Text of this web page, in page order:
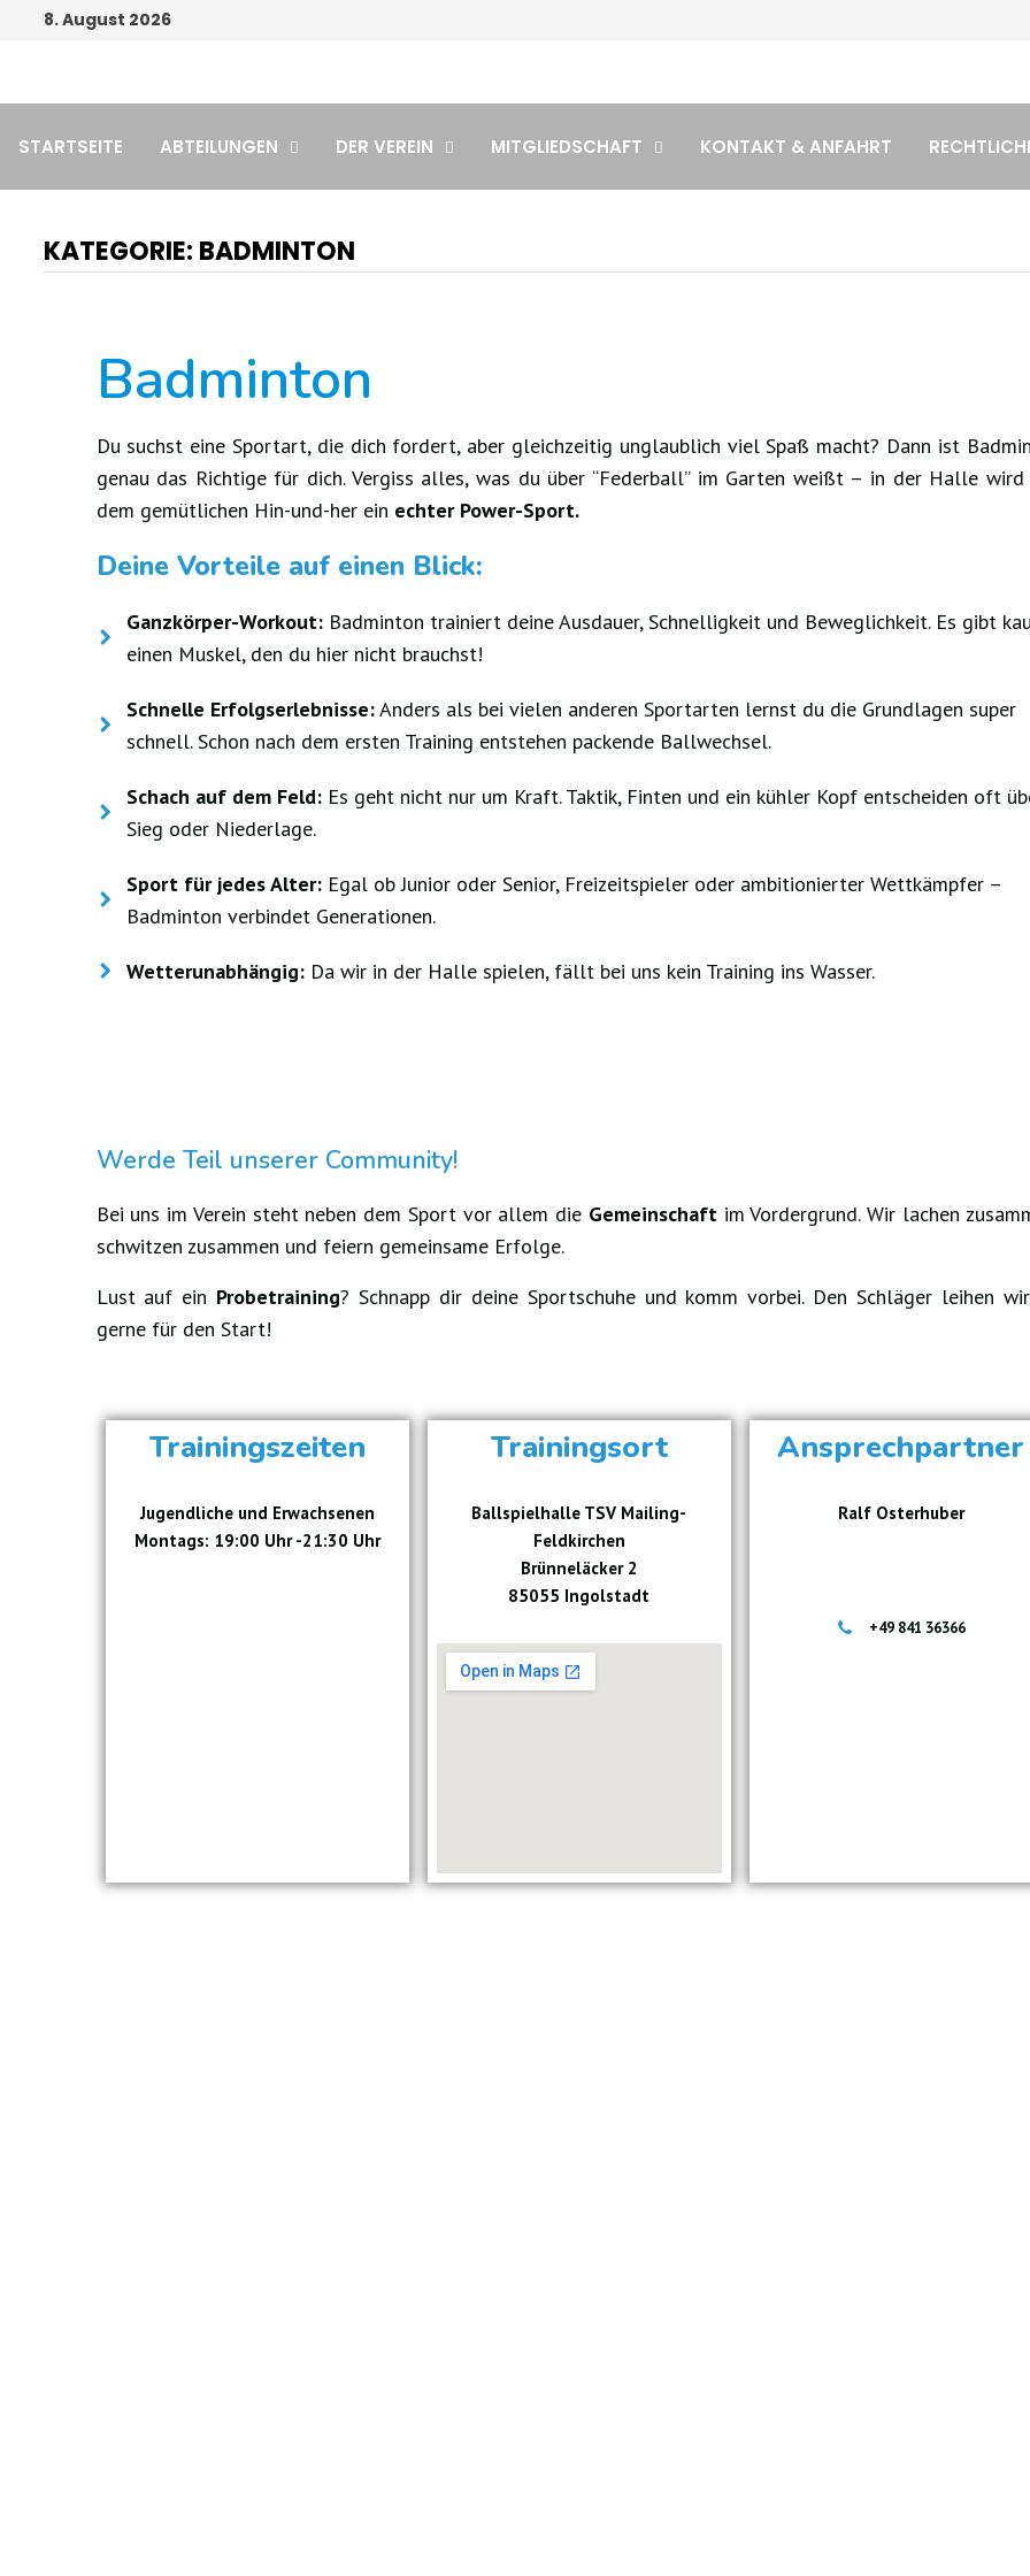
8. August 2026
STARTSEITE ABTEILUNGEN DER VEREIN MITGLIEDSCHAFT KONTAKT & ANFAHRT
KATEGORIE: BADMINTON
Badminton
Du suchst eine Sportart, die dich fordert, aber gleichzeitig unglaublich viel Spaß macht? Dann ist
genau das Richtige für dich. Vergiss alles, was du über “Federball” im Garten weißt – in der Halle wird
dem gemütlichen Hin-und-her ein echter Power-Sport.
Deine Vorteile auf einen Blick:
Ganzkörper-Workout:Badminton trainiert deine Ausdauer, Schnelligkeit und Beweglichkeit. Es gibt
einen Muskel, den du hier nicht brauchst!
Schnelle Erfolgserlebnisse:Anders als bei vielen anderen Sportarten lernst du die Grundlagen super
schnell. Schon nach dem ersten Training entstehen packende Ballwechsel.
Schach auf dem Feld:Es geht nicht nur um Kraft. Taktik, Finten und ein kühler Kopf entscheiden oft
Sieg oder Niederlage.
Sport für jedes Alter:Egal ob Junior oder Senior, Freizeitspieler oder ambitionierter Wettkämpfer –
Badminton verbindet Generationen.
Wetterunabhängig:Da wir in der Halle spielen, fällt bei uns kein Training ins Wasser.
Werde Teil unserer Community!
Bei uns im Verein steht neben dem Sport vor allem die Gemeinschaftim Vordergrund. Wir lachen
schwitzen zusammen und feiern gemeinsame Erfolge.
Lust auf ein Probetraining? Schnapp dir deine Sportschuhe und komm vorbei. Den Schläger leihen
gerne für den Start!
Trainingszeiten
Jugendliche und Erwachsenen
Montags: 19:00 Uhr -21:30 Uhr
Trainingsort
Ballspielhalle TSV Mailing-
Feldkirchen
Brünneläcker 2
85055 Ingolstadt
Ansprechpartner
Ralf Osterhuber
+49 841 36366